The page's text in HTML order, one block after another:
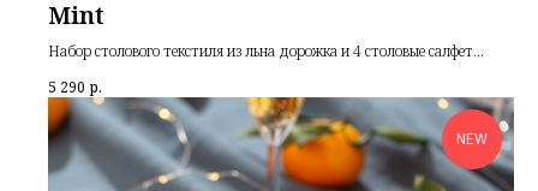
Mint
Набор столового текстиля из льна дорожка и 4 столовые салфетки
5 290 р.
NEW